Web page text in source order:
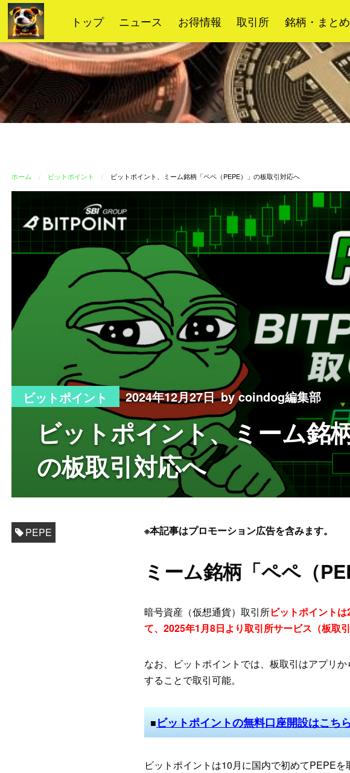
コ
ン
テ
ン
ツ
ス
キ
ッ
トップ ニュース お得情報 取引所 銘柄・まとめ
ホーム ビットポイント ビットポイント、ミーム銘柄「ペペ（PEPE）」の板取引対応へ
ビットポイント 2024年12月27日 by coindog編集部
ビットポイント、ミーム銘
の板取引対応へ
※本記事はプロモーション広告を含みます。
ミーム銘柄「ペペ（
暗号資産（仮想通貨）取引所ビットポイント
て、2025年1月8日より取引所サービス（板取
なお、ビットポイントでは、板取引はアプリ
することで取引可能。
■ビットポイントの無料口座開設はこちら
ビットポイントは10月に国内で初めてPEPE
PEPE